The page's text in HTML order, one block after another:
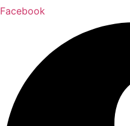
Facebook